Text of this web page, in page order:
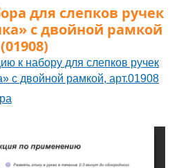
для слепков ручек
с двойной рамкой
(01908)
к набору для слепков ручек
с двойной рамкой, арт.01908